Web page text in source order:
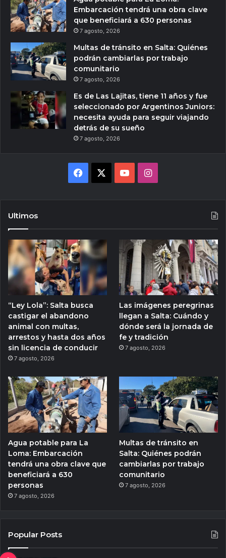
Embarcación tendrá una obra clave
que beneficiará a 630 personas
7 agosto, 2026
Multas de tránsito en Salta: Quiénes
podrán cambiarlas por trabajo
comunitario
7 agosto, 2026
Es de Las Lajitas, tiene 11 años y fue
seleccionado por Argentinos Juniors:
necesita ayuda para seguir viajando
detrás de su sueño
7 agosto, 2026
Facebook YouTubeInstagram
Ultimos
“Ley Lola”: Salta busca
castigar el abandono
animal con multas,
arrestos y hasta dos años
sin licencia de conducir
7 agosto, 2026
Las imágenes peregrinas
llegan a Salta: Cuándo y
dónde será la jornada de
fe y tradición
7 agosto, 2026
Agua potable para La
Loma: Embarcación
tendrá una obra clave que
beneficiará a 630
personas
7 agosto, 2026
Multas de tránsito en
Salta: Quiénes podrán
cambiarlas por trabajo
comunitario
7 agosto, 2026
Popular Posts